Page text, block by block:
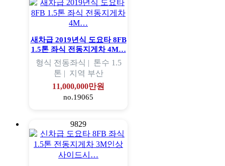
새차급 2019년식 도요타 8FB
1.5톤 좌식 전동지게차 4M…
형식 전동좌식 | 톤수 1.5
톤 | 지역 부산
11,000,000만원
no.19065
9829